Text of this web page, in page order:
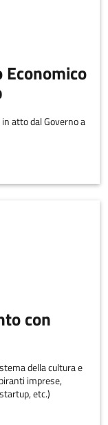
atto dal Governo a
con
della cultura e
imprese,
etc.)